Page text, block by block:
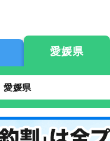
愛媛県
愛媛県